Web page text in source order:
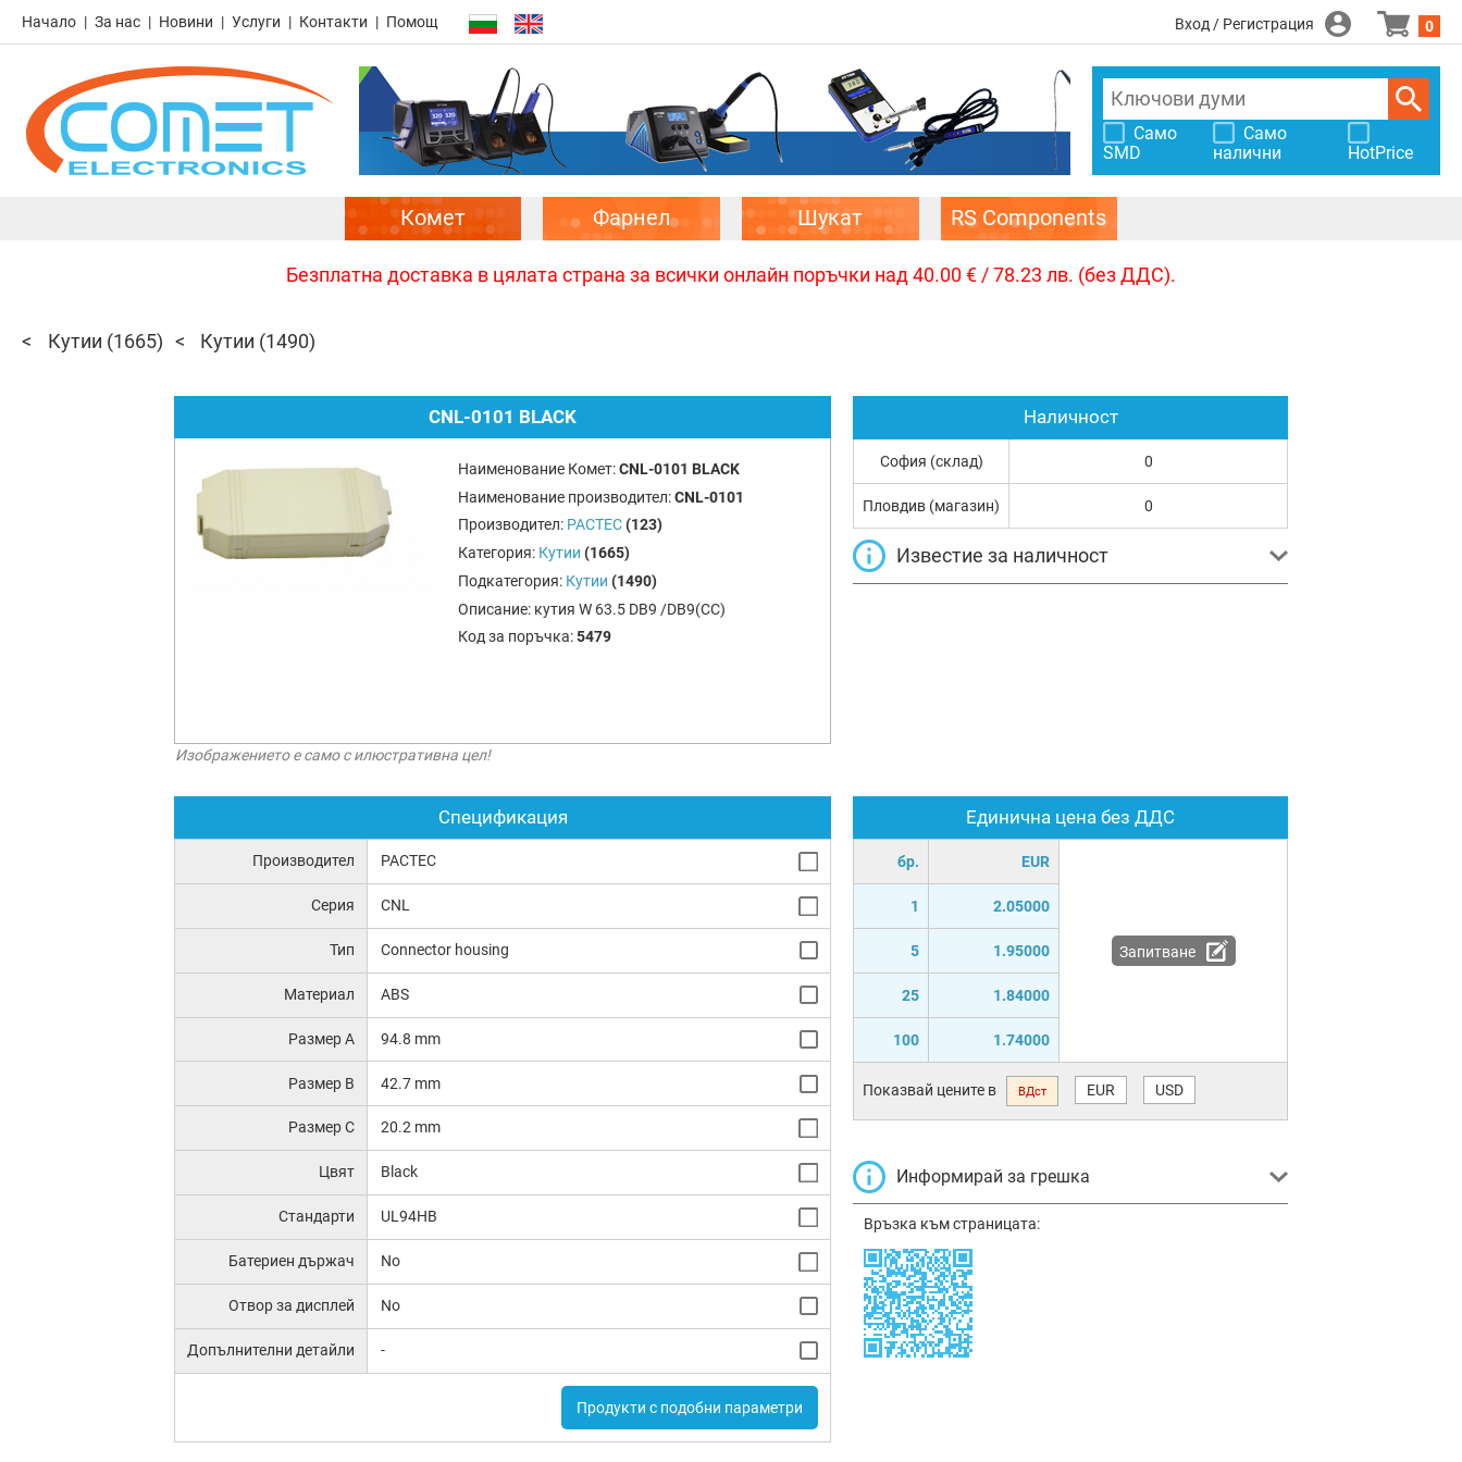
Начало За нас Новини Услуги Контакти Помощ Вход / Регистрация 0
Само
SMD
Само
налични
HotPrice
Комет Фарнел Шукат RS Components
Безплатна доставка в цялата страна за всички онлайн поръчки над 40.00 € / 78.23 лв. (без ДДС).
Кутии (1665) Кутии (1490)
CNL-0101 BLACK
Наименование Комет:CNL-0101 BLACK
Наименование производител:CNL-0101
Производител: PACTEC (123)
Категория: Кутии (1665)
Подкатегория: Кутии (1490)
Описание: кутия W 63.5 DB9 /DB9(CC)
Код за поръчка:5479
Изображението е само с илюстративна цел!
Спецификация
Производител PACTEC
Серия CNL
Тип Connector housing
Материал ABS
Размер A 94.8 mm
Размер B 42.7 mm
Размер C 20.2 mm
Цвят Black
Стандарти UL94HB
Батериен държач No
Отвор за дисплей No
Допълнителни детайли -
Продукти с подобни параметри
Единична цена без ДДС
бр. EUR
1 2.05000
5 1.95000
25 1.84000
100 1.74000
Запитване
Показвай цените в ВДст EUR USD
Информирай за грешка
Връзка към страницата:
Наличност
София (склад) 0
Пловдив (магазин) 0
Известие за наличност